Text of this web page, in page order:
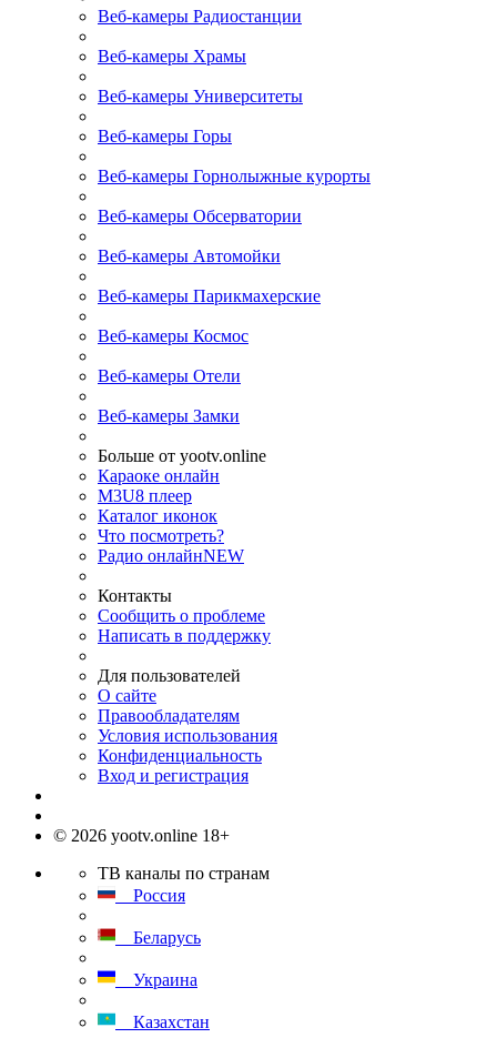
Веб-камеры Радиостанции
Веб-камеры Храмы
Веб-камеры Университеты
Веб-камеры Горы
Веб-камеры Горнолыжные курорты
Веб-камеры Обсерватории
Веб-камеры Автомойки
Веб-камеры Парикмахерские
Веб-камеры Космос
Веб-камеры Отели
Веб-камеры Замки
Больше от yootv.online
Караоке онлайн
M3U8 плеер
Каталог иконок
Что посмотреть?
Радио онлайнNEW
Контакты
Сообщить о проблеме
Написать в поддержку
Для пользователей
О сайте
Правообладателям
Условия использования
Конфиденциальность
Вход и регистрация
© 2026 yootv.online 18+
ТВ каналы по странам
Россия
Беларусь
Украина
Казахстан